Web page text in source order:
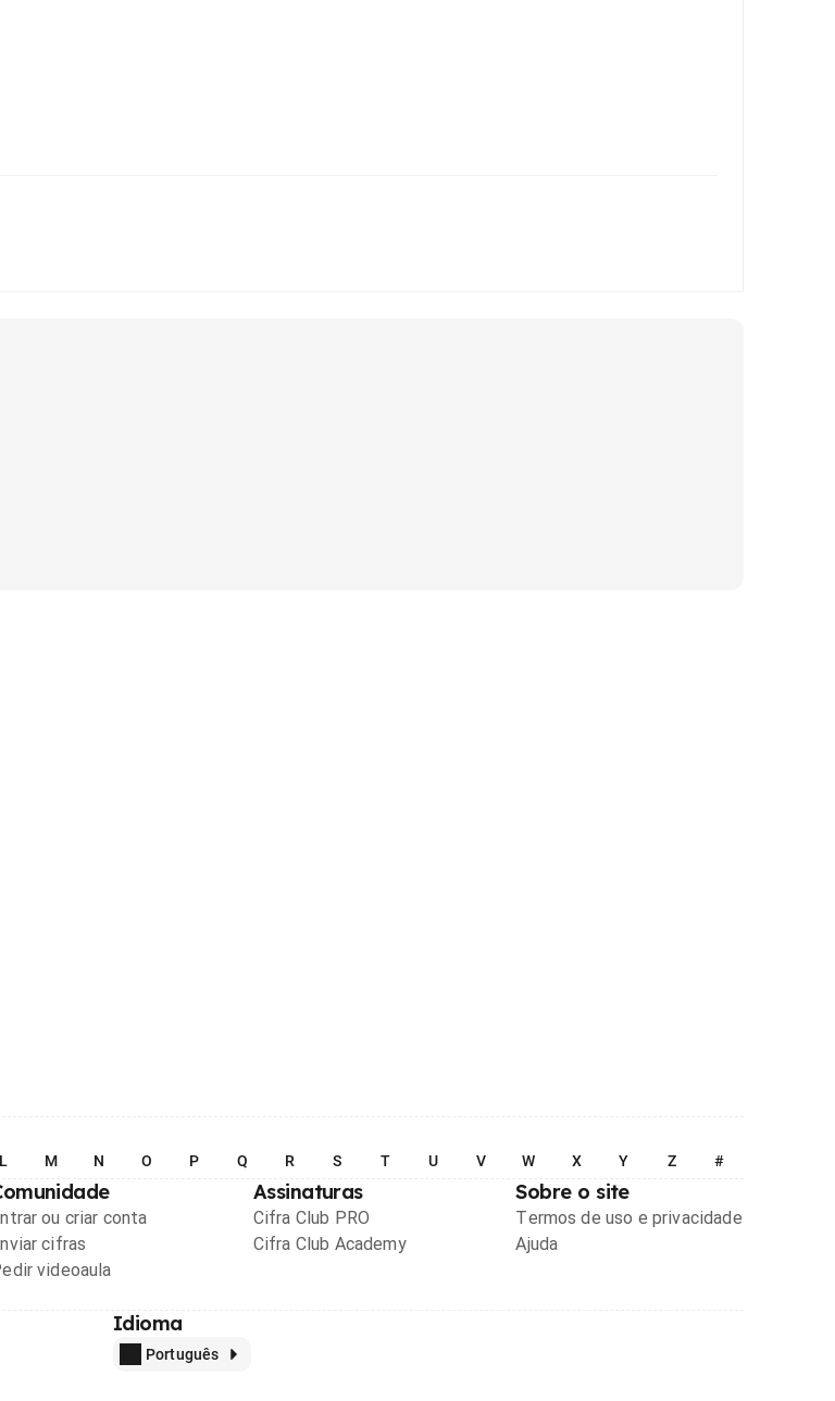
L M N O P Q R S T U V W X Y Z #
ou criar conta
cifras
videoaula
Assinaturas
Cifra Club PRO
Cifra Club Academy
Sobre o site
Termos de uso e privacidade
Ajuda
Idioma
Português